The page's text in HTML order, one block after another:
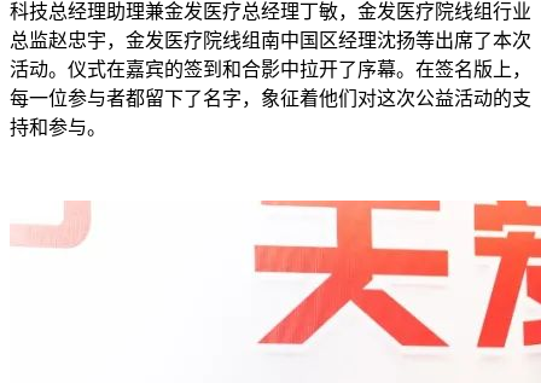
科技总经理助理兼金发医疗总经理丁敏，金发医疗院线组行业
总监赵忠宇，金发医疗院线组南中国区经理沈扬等出席了本次
活动。仪式在嘉宾的签到和合影中拉开了序幕。在签名版上，
每一位参与者都留下了名字，象征着他们对这次公益活动的支
持和参与。